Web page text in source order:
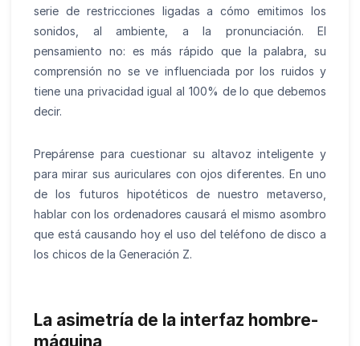
serie de restricciones ligadas a cómo emitimos los
sonidos, al ambiente, a la pronunciación. El
pensamiento no: es más rápido que la palabra, su
comprensión no se ve influenciada por los ruidos y
tiene una privacidad igual al 100% de lo que debemos
decir.
Prepárense para cuestionar su altavoz inteligente y
para mirar sus auriculares con ojos diferentes. En uno
de los futuros hipotéticos de nuestro metaverso,
hablar con los ordenadores causará el mismo asombro
que está causando hoy el uso del teléfono de disco a
los chicos de la Generación Z.
La asimetría de la interfaz hombre-
máquina